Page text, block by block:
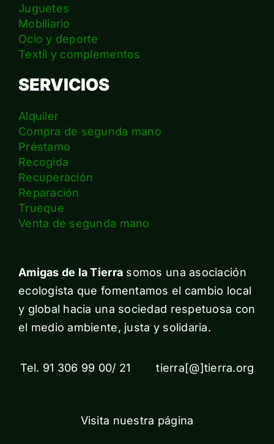
Juguetes
Mobiliario
Ocio y deporte
Textil y complementos
SERVICIOS
Alquiler
Compra de segunda mano
Préstamo
Recogida
Recuperación
Reparación
Trueque
Venta de segunda mano
Amigas de la Tierra somos una asociación
ecologista que fomentamos el cambio local
y global hacia una sociedad respetuosa con
el medio ambiente, justa y solidaria.
Tel. 91 306 99 00/ 21 tierra[@]tierra.org
Visita nuestra página